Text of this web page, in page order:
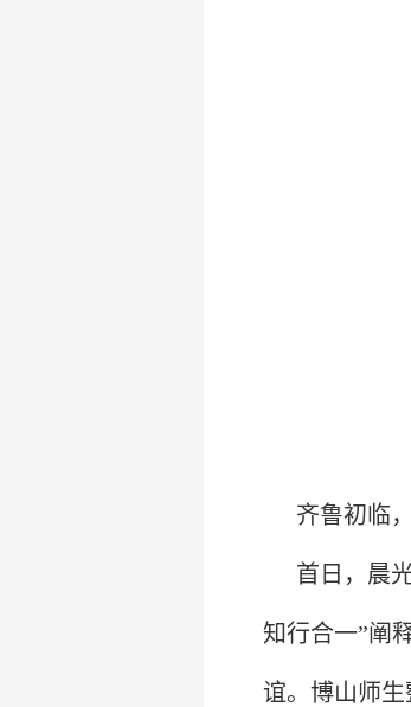
齐鲁初临
首日，晨
知行合一”阐
谊。博山师